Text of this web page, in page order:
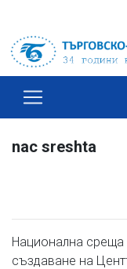
nac sreshta
Национална среща
създаване на